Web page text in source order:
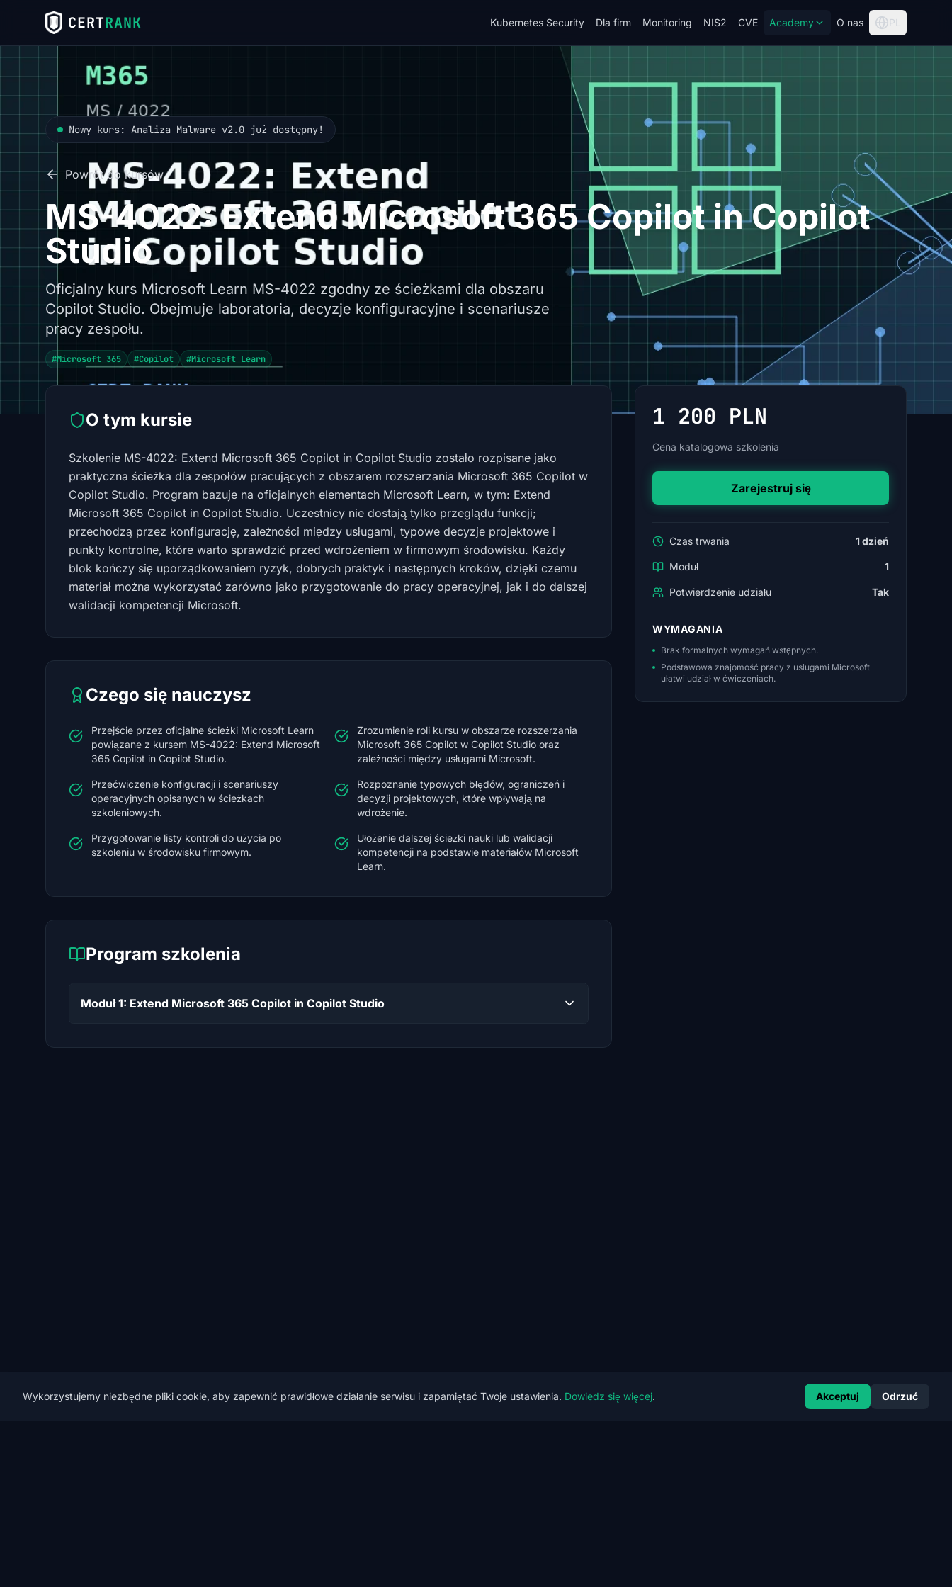
CERTRANK Kubernetes Security Dla firm Monitoring NIS2 CVE Academy O nas PL
Nowy kurs: Analiza Malware v2.0 już dostępny!
Powrót do kursów
MS-4022: Extend Microsoft 365 Copilot in Copilot
Studio
Oficjalny kurs Microsoft Learn MS-4022 zgodny ze ścieżkami dla obszaru
Copilot Studio. Obejmuje laboratoria, decyzje konfiguracyjne i scenariusze
pracy zespołu.
#Microsoft 365 #Copilot #Microsoft Learn
O tym kursie
Szkolenie MS-4022: Extend Microsoft 365 Copilot in Copilot Studio zostało rozpisane jako
praktyczna ścieżka dla zespołów pracujących z obszarem rozszerzania Microsoft 365 Copilot w
Copilot Studio. Program bazuje na oficjalnych elementach Microsoft Learn, w tym: Extend
Microsoft 365 Copilot in Copilot Studio. Uczestnicy nie dostają tylko przeglądu funkcji;
przechodzą przez konfigurację, zależności między usługami, typowe decyzje projektowe i
punkty kontrolne, które warto sprawdzić przed wdrożeniem w firmowym środowisku. Każdy
blok kończy się uporządkowaniem ryzyk, dobrych praktyk i następnych kroków, dzięki czemu
materiał można wykorzystać zarówno jako przygotowanie do pracy operacyjnej, jak i do dalszej
walidacji kompetencji Microsoft.
Czego się nauczysz
Przejście przez oficjalne ścieżki Microsoft Learn
powiązane z kursem MS-4022: Extend Microsoft
365 Copilot in Copilot Studio.
Zrozumienie roli kursu w obszarze rozszerzania
Microsoft 365 Copilot w Copilot Studio oraz
zależności między usługami Microsoft.
Przećwiczenie konfiguracji i scenariuszy
operacyjnych opisanych w ścieżkach
szkoleniowych.
Rozpoznanie typowych błędów, ograniczeń i
decyzji projektowych, które wpływają na
wdrożenie.
Przygotowanie listy kontroli do użycia po
szkoleniu w środowisku firmowym.
Ułożenie dalszej ścieżki nauki lub walidacji
kompetencji na podstawie materiałów Microsoft
Learn.
Program szkolenia
Moduł 1: Extend Microsoft 365 Copilot in Copilot Studio
1 200 PLN
Cena katalogowa szkolenia
Zarejestruj się
Czas trwania 1 dzień
Moduł 1
Potwierdzenie udziału Tak
WYMAGANIA
Brak formalnych wymagań wstępnych.
Podstawowa znajomość pracy z usługami Microsoft
ułatwi udział w ćwiczeniach.
Wykorzystujemy niezbędne pliki cookie, aby zapewnić prawidłowe działanie serwisu i zapamiętać Twoje ustawienia. Dowiedz się więcej. Akceptuj Odrzuć